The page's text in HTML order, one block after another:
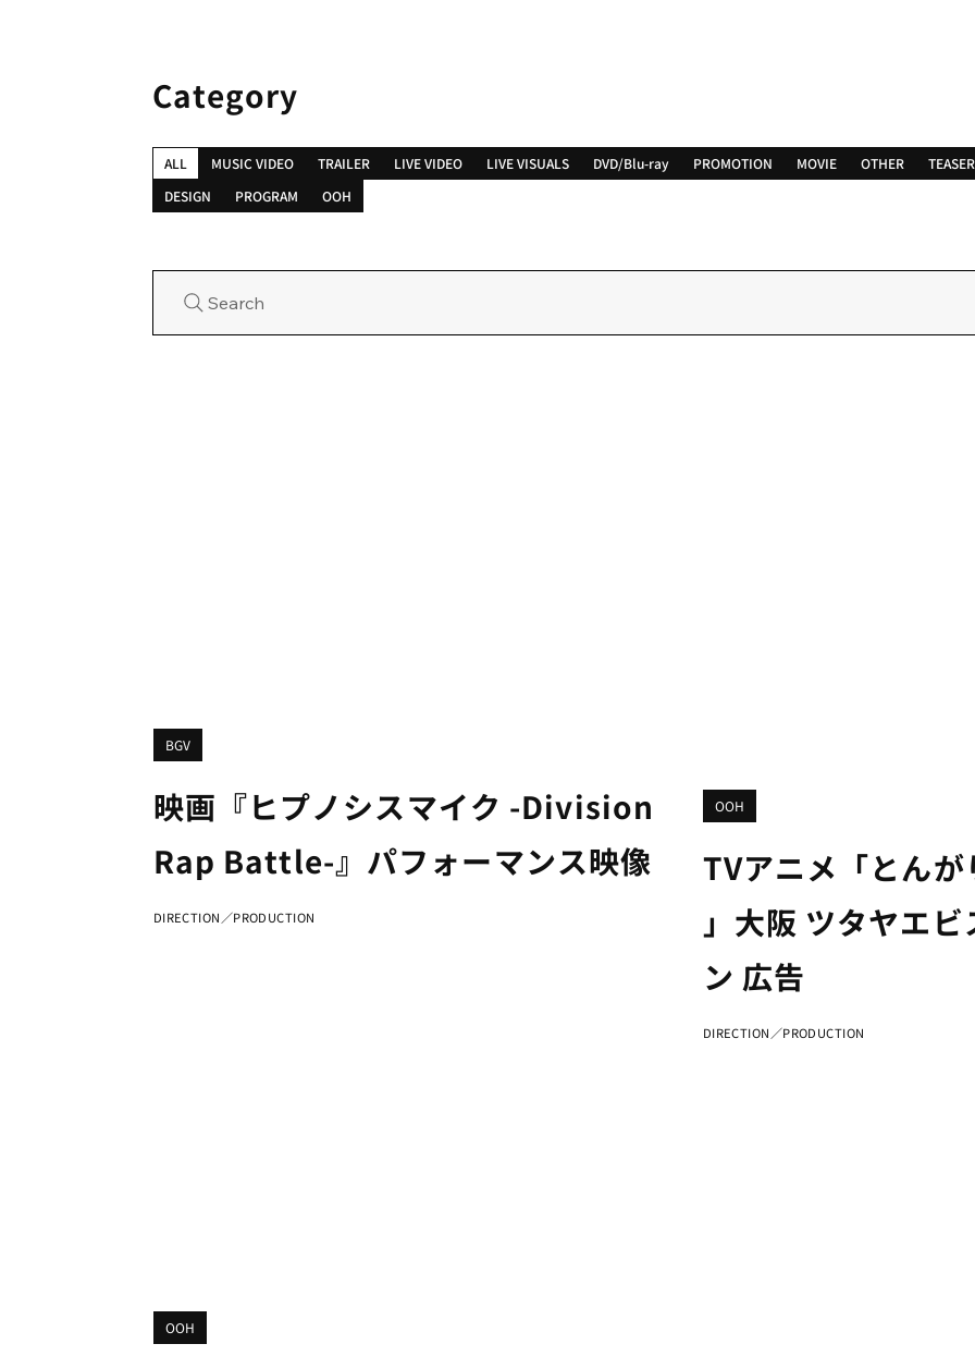
Category
ALL MUSIC VIDEO TRAILER LIVE VIDEO LIVE VISUALS DVD/Blu-ray PROMOTION MOVIE OTHER TEASER
DESIGN
PROGRAM OOH
Search
BGV
映画『ヒプノシスマイク -Division
Rap Battle-』パフォーマンス映像
DIRECTION／PRODUCTION
OOH
TVアニメ「とん
」大阪 ツタヤエ
ン 広告
DIRECTION／PRODUCTION
OOH